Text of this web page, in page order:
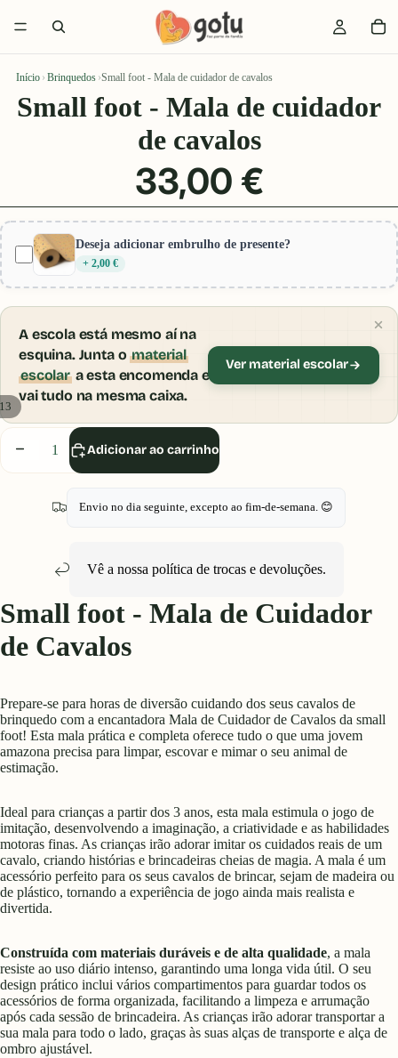
Início › Brinquedos ›Small foot - Mala de cuidador de cavalos
Small foot - Mala de cuidador
de cavalos
33,00 €
Deseja adicionar embrulho de presente?
+ 2,00 €
Diminuir
quantidade
Aumentar
A escola está mesmo aí na
esquina. Junta omaterial
escolara esta encomenda e
vai tudo na mesma caixa.
Ver material escolar
Adicionar ao carrinho
Envio no dia seguinte, excepto ao fim-de-semana. 😊
Vê a nossa política de trocas e devoluções.
Small foot - Mala de Cuidador
de Cavalos
Prepare-se para horas de diversão cuidando dos seus cavalos de
brinquedo com a encantadora Mala de Cuidador de Cavalos da small
foot! Esta mala prática e completa oferece tudo o que uma jovem
amazona precisa para limpar, escovar e mimar o seu animal de
estimação.
Ideal para crianças a partir dos 3 anos, esta mala estimula o jogo de
imitação, desenvolvendo a imaginação, a criatividade e as habilidades
motoras finas. As crianças irão adorar imitar os cuidados reais de um
cavalo, criando histórias e brincadeiras cheias de magia. A mala é um
acessório perfeito para os seus cavalos de brincar, sejam de madeira ou
de plástico, tornando a experiência de jogo ainda mais realista e
divertida.
Construída com materiais duráveis e de alta qualidade, a mala
resiste ao uso diário intenso, garantindo uma longa vida útil. O seu
design prático inclui vários compartimentos para guardar todos os
acessórios de forma organizada, facilitando a limpeza e arrumação
após cada sessão de brincadeira. As crianças irão adorar transportar a
sua mala para todo o lado, graças às suas alças de transporte e alça de
ombro ajustável.